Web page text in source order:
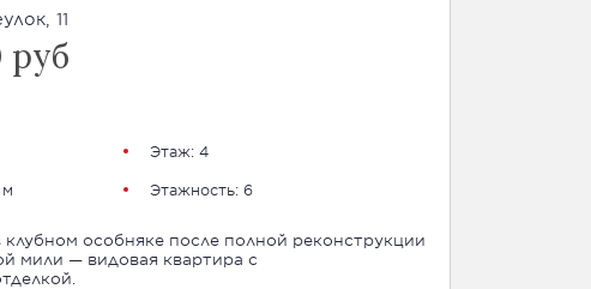
11
руб
Этаж: 4
Этажность: 6
особняке после полной реконструкции
мили — видовая квартира с